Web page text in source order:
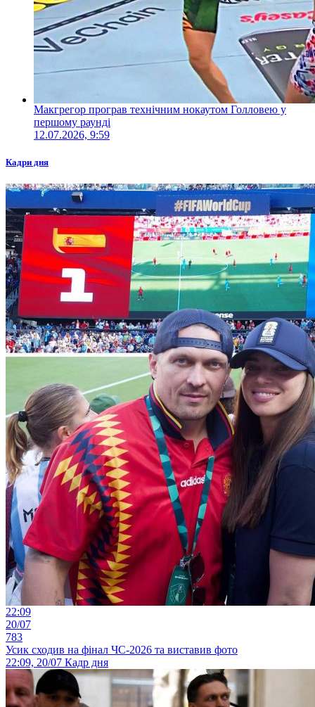
Макгрегор програв технічним нокаутом Голловею у
першому раунді
12.07.2026, 9:59
Кадри дня
22:09
20/07
783
Усик сходив на фінал ЧС-2026 та виставив фото
22:09, 20/07 Кадр дня